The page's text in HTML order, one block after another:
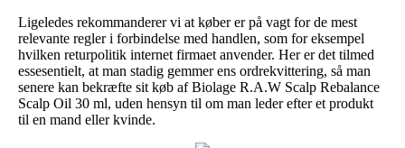
Ligeledes rekommanderer vi at køber er på vagt for de mest
relevante regler i forbindelse med handlen, som for eksempel
hvilken returpolitik internet firmaet anvender. Her er det tilmed
essesentielt, at man stadig gemmer ens ordrekvittering, så man
senere kan bekræfte sit køb af Biolage R.A.W Scalp Rebalance
Scalp Oil 30 ml, uden hensyn til om man leder efter et produkt
til en mand eller kvinde.